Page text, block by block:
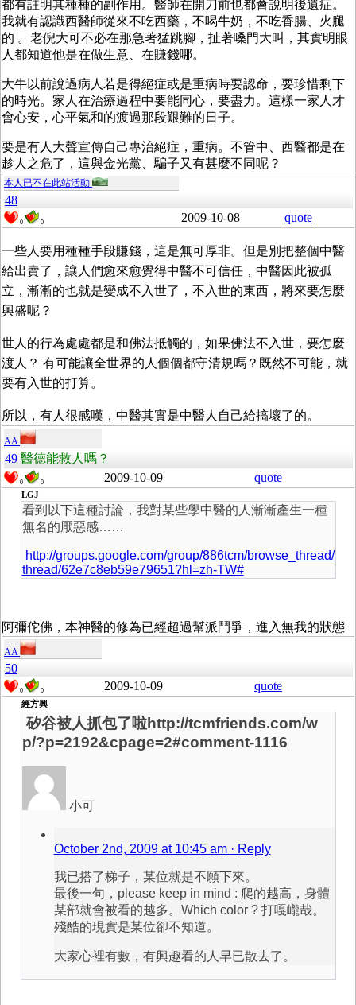
都有註明其種種的副作用。醫師在開刀前也都會說明後遺症。
我就有認識西醫師從來不吃西藥，不喝牛奶，不吃香腸、火腿
的 。老倪大可不必在那急著猛跳腳，扯著嗓門大叫，其實明眼
人都知道他是在做生意、在賺錢哪。
大牛以前說過病人若是得絕症或是重病時要認命，要珍惜剩下
的時光。家人在治療過程中要能同心，要盡力。這樣一家人才
會心安，心平氣和的渡過那段艱難的日子。
要是有人大聲宣傳自己專治絕症，重病。不管中、西醫都是在
趁人之危了，這與金光黨、騙子又有甚麼不同呢？
本人已不在此站活動
48
0 0 2009-10-08 quote
一些人要用種種手段賺錢，這是無可厚非。但是別把整個中醫
給出賣了，讓人們愈來愈覺得中醫不可信任，中醫因此被孤
立，漸漸的也就是變成不入世了，不入世的東西，將來要怎麼
興盛呢？
世人的行為處處都是和佛法抵觸的，如果佛法不入世，要怎麼
渡人？ 有可能讓全世界的人個個都守清規嗎？既然不可能，就
要有入世的打算。
所以，有人很感嘆，中醫其實是中醫人自己給搞壞了的。
AA
49 醫德能救人嗎？
0 0 2009-10-09 quote
LGJ
看到以下這種討論，我對某些學中醫的人漸漸產生一種
無名的厭惡感……
http://groups.google.com/group/886tcm/browse_thread/
thread/62e7c8eb59e79651?hl=zh-TW#
阿彌佗佛，本神醫的修為已經超過幫派鬥爭，進入無我的狀態
AA
50
0 0 2009-10-09 quote
經方興
矽谷被人抓包了啦http://tcmfriends.com/w
p/?p=2192&cpage=2#comment-1116
小可
October 2nd, 2009 at 10:45 am · Reply
我已搭了梯子，某位就是不願下來。
最後一句，please keep in mind : 爬的越高，身體
某部就會被看的越多。Which color ? 打嘎巄哉。
殘酷的現實是某位卻不知道。
大家心裡有數，有興趣看的人早已散去了。